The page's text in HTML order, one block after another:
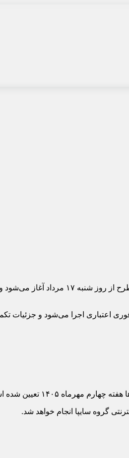
شده است. این فروش به‌صورت فوری اعتباری اجرا
۱۴۰۵ تعیین شده است.